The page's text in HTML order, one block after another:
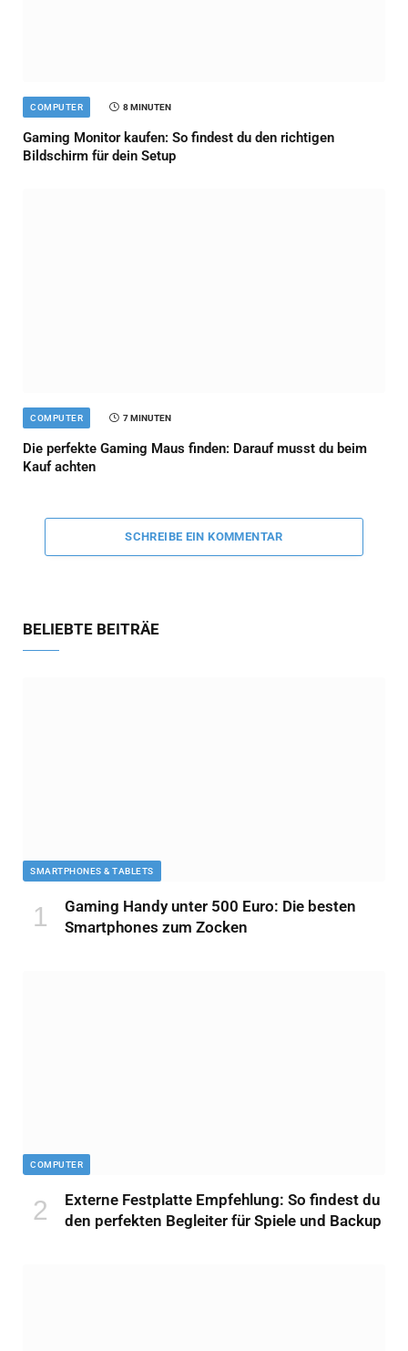
COMPUTER 8 MINUTEN
Gaming Monitor kaufen: So findest du den richtigen
Bildschirm für dein Setup
COMPUTER 7 MINUTEN
Die perfekte Gaming Maus finden: Darauf musst du beim
Kauf achten
SCHREIBE EIN KOMMENTAR
BELIEBTE BEITRÄE
SMARTPHONES & TABLETS
Gaming Handy unter 500 Euro: Die besten
Smartphones zum Zocken
COMPUTER
Externe Festplatte Empfehlung: So findest du
den perfekten Begleiter für Spiele und Backup